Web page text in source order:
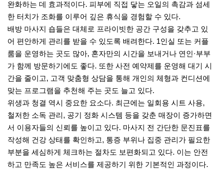
완화하는 데 효과적이다. 피부에 직접 닿는 오일의 촉감과 섬세
한 터치가 조화를 이루어 깊은 휴식을 경험할 수 있다.
배방 마사지 숍들은 대체로 프라이빗한 공간 구성을 갖추고 있
어 편안하게 관리를 받을 수 있도록 배려한다. 1인실 또는 커플
룸을 운영하는 곳도 많아, 혼자만의 시간을 보내거나 연인·부부
가 함께 방문하기에도 좋다. 또한 사전 예약제를 운영해 대기 시
간을 줄이고, 고객 맞춤형 상담을 통해 개인의 체형과 컨디션에
맞는 프로그램을 추천해 주는 곳도 늘고 있다.
위생과 청결 역시 중요한 요소다. 최근에는 일회용 시트 사용,
철저한 소독 관리, 공기 정화 시스템 등을 갖춘 매장이 증가하면
서 이용자들의 신뢰를 높이고 있다. 마사지 전 간단한 문진표를
작성해 건강 상태를 확인하고, 통증 부위나 집중 관리가 필요한
부분을 세심하게 체크하는 절차도 보편화되고 있다. 이는 안전
하고 만족도 높은 서비스를 제공하기 위한 기본적인 과정이다.